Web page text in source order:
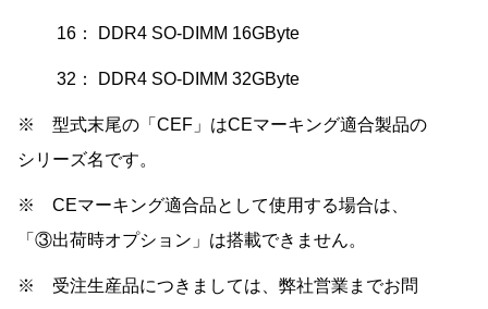
16： DDR4 SO-DIMM 16GByte
32： DDR4 SO-DIMM 32GByte
※ 型式末尾の「CEF」はCEマーキング適合製品の
シリーズ名です。
※ CEマーキング適合品として使用する場合は、
「③出荷時オプション」は搭載できません。
※ 受注生産品につきましては、弊社営業までお問